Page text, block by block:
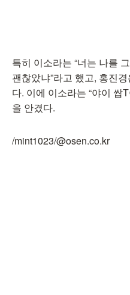
특히 이소라는 “너는 나를
괜찮았냐”라고 했고, 홍진
다. 이에 이소라는 “야이 쌉
을 안겼다.
/mint1023/@osen.co.kr